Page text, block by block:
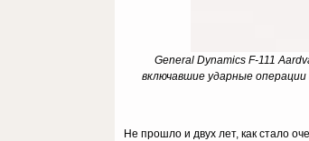
General Dynamics F-111
включавшие ударные
Не прошло и двух лет, как стало